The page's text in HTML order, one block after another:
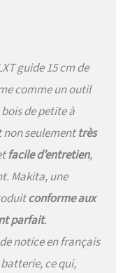
guide 15 cm de
comme un outil
de petite à
non seulementtrès
facile d’entretien,
Makita, une
conforme aux
parfait.
notice en français
ce qui,